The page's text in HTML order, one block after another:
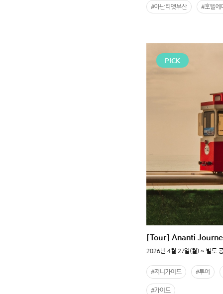
#아난티앳부산 #호텔에
PICK
[Tour] Ananti
2026년 4월 27일(월) ~ 별도
#저니가이드 #투어
#가이드